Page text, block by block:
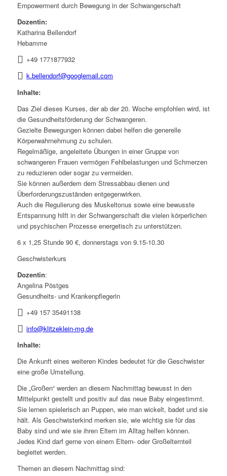
Empowerment durch Bewegung in der Schwangerschaft
Dozentin:
Katharina Bellendorf
Hebamme
+49 1771877932
k.bellendorf@googlemail.com
Inhalte:
Das Ziel dieses Kurses, der ab der 20. Woche empfohlen wird, ist
die Gesundheitsförderung der Schwangeren.
Gezielte Bewegungen können dabei helfen die generelle
Körperwahrnehmung zu schulen.
Regelmäßige, angeleitete Übungen in einer Gruppe von
schwangeren Frauen vermögen Fehlbelastungen und Schmerzen
zu reduzieren oder sogar zu vermeiden.
Sie können außerdem dem Stressabbau dienen und
Überforderungszuständen entgegenwirken.
Auch die Regulierung des Muskeltonus sowie eine bewusste
Entspannung hilft in der Schwangerschaft die vielen körperlichen
und psychischen Prozesse energetisch zu unterstützen.
6 x 1,25 Stunde 90 €, donnerstags von 9.15-10.30
Geschwisterkurs
Dozentin:
Angelina Pöstges
Gesundheits- und Krankenpflegerin
+49 157 35491138
info@klitzeklein-mg.de
Inhalte:
Die Ankunft eines weiteren Kindes bedeutet für die Geschwister
eine große Umstellung.
Die „Großen“ werden an diesem Nachmittag bewusst in den
Mittelpunkt gestellt und positiv auf das neue Baby eingestimmt.
Sie lernen spielerisch an Puppen, wie man wickelt, badet und sie
hält. Als Geschwisterkind merken sie, wie wichtig sie für das
Baby sind und wie sie ihren Eltern im Alltag helfen können.
Jedes Kind darf gerne von einem Eltern- oder Großelternteil
begleitet werden.
Themen an diesem Nachmittag sind: